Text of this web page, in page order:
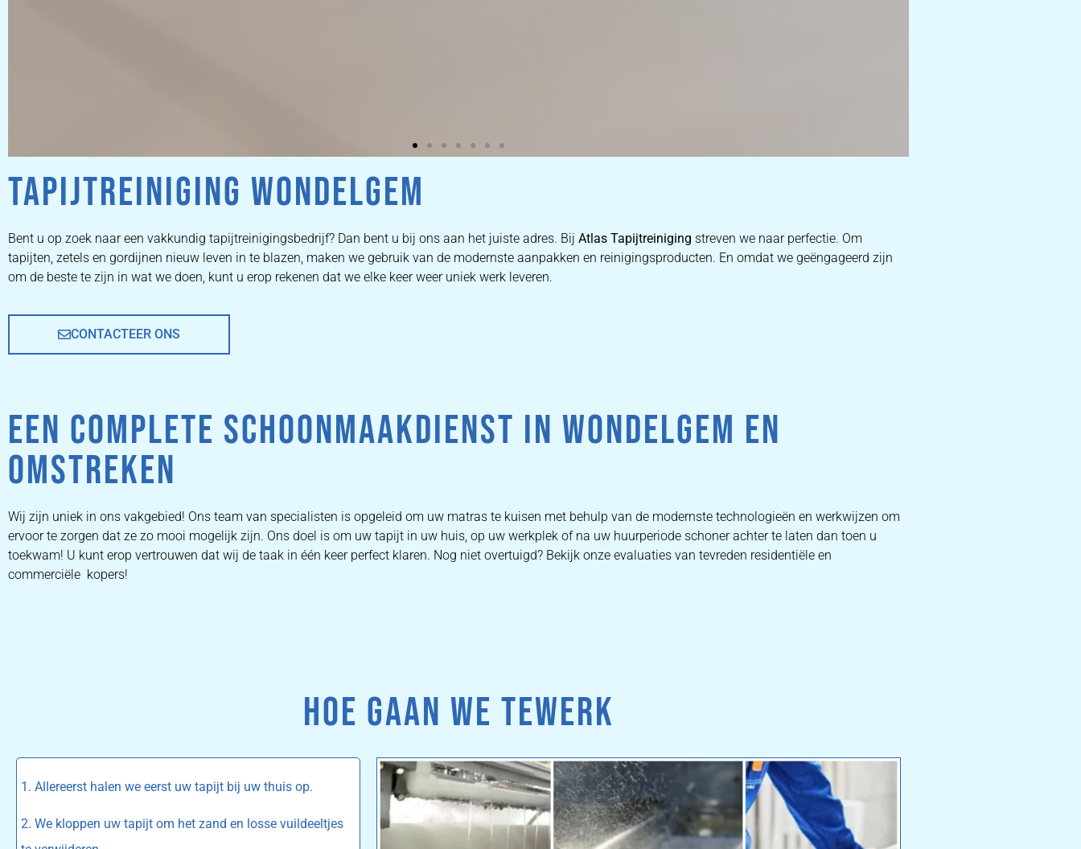
ZETEL
REINIGEN
ZETEL REINIGEN DOOR
PRIJZEN
TAPIJTREINIGING WONDELGEM
Bent u op zoek naar een vakkundig tapijtreinigingsbedrijf? Dan bent u bij ons aan het juiste adres. Bij Atlas Tapijtreiniging streven we naar perfectie. Om
tapijten, zetels en gordijnen nieuw leven in te blazen, maken we gebruik van de modernste aanpakken en reinigingsproducten. En omdat we geëngageerd zijn
om de beste te zijn in wat we doen, kunt u erop rekenen dat we elke keer weer uniek werk leveren.
CONTACTEER ONS
EEN COMPLETE SCHOONMAAKDIENST IN WONDELGEM EN
OMSTREKEN
Wij zijn uniek in ons vakgebied! Ons team van specialisten is opgeleid om uw matras te kuisen met behulp van de modernste technologieën en werkwijzen om
ervoor te zorgen dat ze zo mooi mogelijk zijn. Ons doel is om uw tapijt in uw huis, op uw werkplek of na uw huurperiode schoner achter te laten dan toen u
toekwam! U kunt erop vertrouwen dat wij de taak in één keer perfect klaren. Nog niet overtuigd? Bekijk onze evaluaties van tevreden residentiële en
commerciële kopers!
HOE GAAN WE TEWERK
1. Allereerst halen we eerst uw tapijt bij uw thuis op.
2. We kloppen uw tapijt om het zand en losse vuildeeltjes